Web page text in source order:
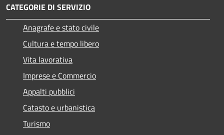
CATEGORIE DI SERVIZIO
Anagrafe e stato civile
Cultura e tempo libero
Vita lavorativa
Imprese e Commercio
Appalti pubblici
Catasto e urbanistica
Turismo